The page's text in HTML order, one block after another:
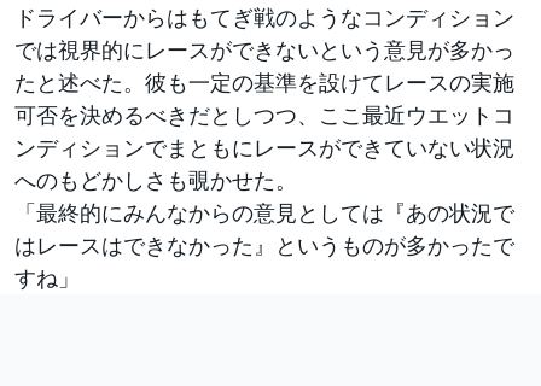
ドライバーからはもてぎ戦のようなコンディション
では視界的にレースができないという意見が多かっ
たと述べた。彼も一定の基準を設けてレースの実施
可否を決めるべきだとしつつ、ここ最近ウエットコ
ンディションでまともにレースができていない状況
へのもどかしさも覗かせた。
「最終的にみんなからの意見としては『あの状況で
はレースはできなかった』というものが多かったで
すね」